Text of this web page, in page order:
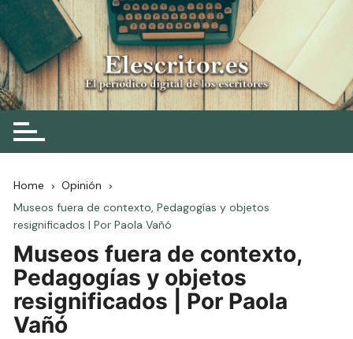
Skip
to
content
Elescritor.es
El periódico digital de los escritores
Home
Opinión
Museos fuera de contexto, Pedagogías y objetos
resignificados | Por Paola Vañó
Museos fuera de contexto,
Pedagogías y objetos
resignificados | Por Paola
Vañó